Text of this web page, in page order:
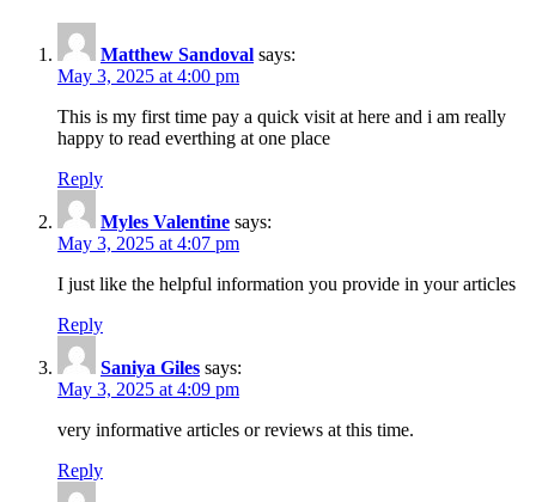
Matthew Sandoval says:
May 3, 2025 at 4:00 pm
This is my first time pay a quick visit at here and i am really
happy to read everthing at one place
Reply
Myles Valentine says:
May 3, 2025 at 4:07 pm
I just like the helpful information you provide in your articles
Reply
Saniya Giles says:
May 3, 2025 at 4:09 pm
very informative articles or reviews at this time.
Reply